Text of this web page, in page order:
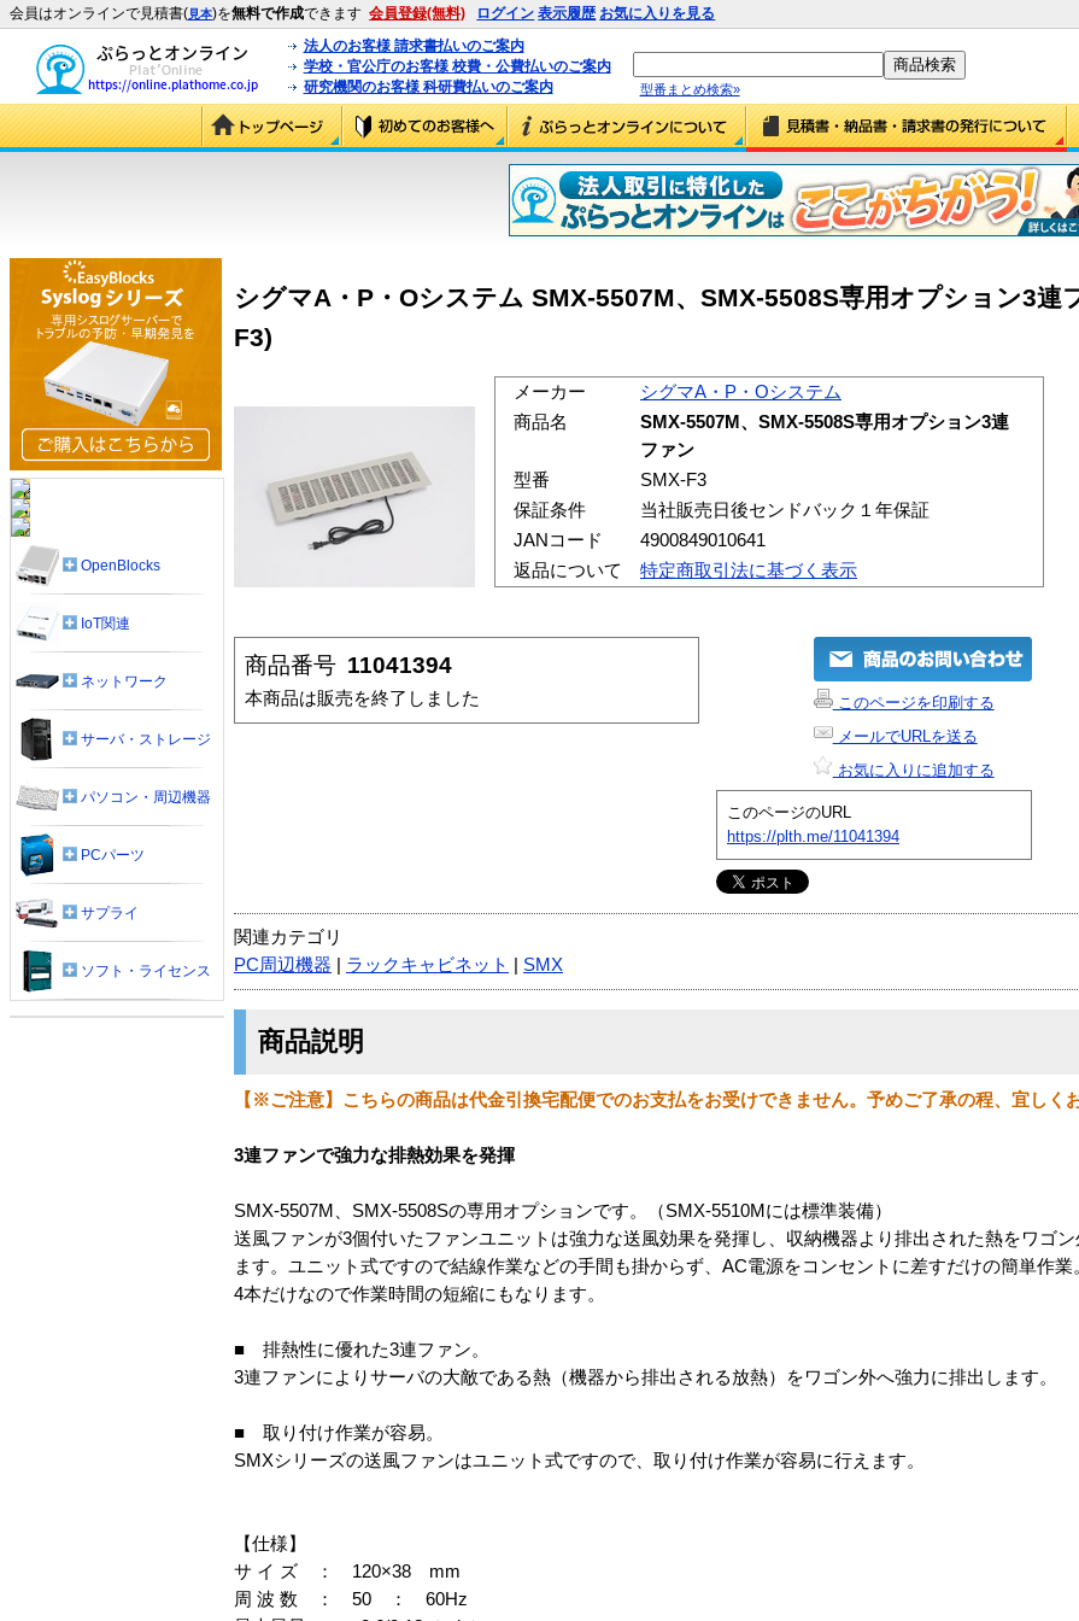
会員はオンラインで見積書(見本)を無料で作成できます 会員登録(無料) ログイン 表示履歴 お気に入りを見る
法人のお客様 請求書払いのご案内
学校・官公庁のお客様 校費・公費払いのご案内
研究機関のお客様 科研費払いのご案内
型番まとめ検索»
シグマA・P・Oシステム SMX-5507M、SMX-5508S専用オプション3連
F3)
メーカー
シグマA・P・Oシステム
商品名
SMX-5507M、SMX-5508S専用オプション3連
ファン
型番
SMX-F3
保証条件
当社販売日後センドバック１年保証
JANコード
4900849010641
返品について
特定商取引法に基づく表示
商品番号 11041394
本商品は販売を終了しました
このページを印刷する
メールでURLを送る
お気に入りに追加する
このページのURL
https://plth.me/11041394
関連カテゴリ
PC周辺機器
ラックキャビネット SMX
商品説明
【※ご注意】こちらの商品は代金引換宅配便でのお支払をお受けできません。予めご了承の程、宜しく
3連ファンで強力な排熱効果を発揮
SMX-5507M、SMX-5508Sの専用オプションです。（SMX-5510Mには標準装備）
送風ファンが3個付いたファンユニットは強力な送風効果を発揮し、収納機器より排出された熱をワゴ
ます。ユニット式ですので結線作業などの手間も掛からず、AC電源をコンセントに差すだけの簡単作
4本だけなので作業時間の短縮にもなります。
■ 排熱性に優れた3連ファン。
3連ファンによりサーバの大敵である熱（機器から排出される放熱）をワゴン外へ強力に排出します。
■ 取り付け作業が容易。
SMXシリーズの送風ファンはユニット式ですので、取り付け作業が容易に行えます。
【仕様】
サ イ ズ ： 120×38 mm
周 波 数 ： 50 ： 60Hz
OpenBlocks
IoT関連
ネットワーク
サーバ・ストレージ
パソコン・周辺機器
PCパーツ
サプライ
ソフト・ライセンス